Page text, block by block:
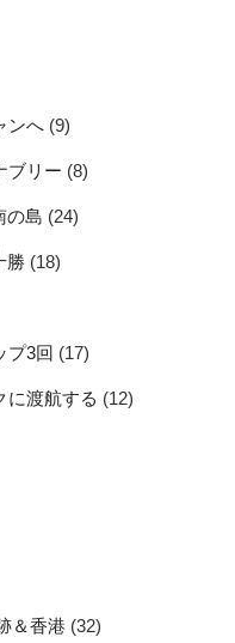
ンへ (9)
ブリー (8)
の島 (24)
勝 (18)
プ3回 (17)
に渡航する (12)
＆香港 (32)